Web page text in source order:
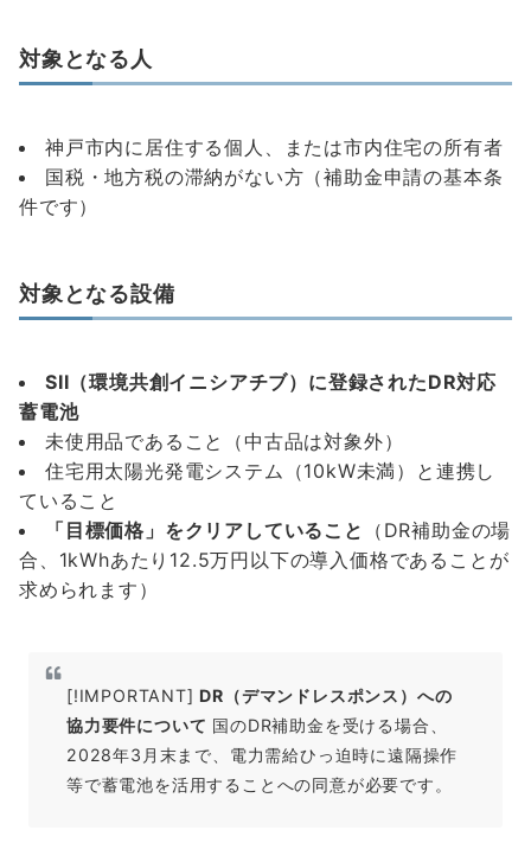
対象となる人
神戸市内に居住する個人、または市内住宅の所有者
国税・地方税の滞納がない方（補助金申請の基本条
件です）
対象となる設備
SII（環境共創イニシアチブ）に登録されたDR対応
蓄電池
未使用品であること（中古品は対象外）
住宅用太陽光発電システム（10kW未満）と連携し
ていること
「目標価格」をクリアしていること
（DR補助金の場
合、1kWhあたり12.5万円以下の導入価格であることが
求められます）
[!IMPORTANT] DR（デマンドレスポンス）への
協力要件について 国のDR補助金を受ける場合、
2028年3月末まで、電力需給ひっ迫時に遠隔操作
等で蓄電池を活用することへの同意が必要です。